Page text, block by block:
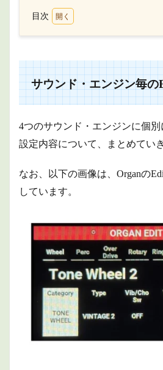
目次
ド・
エン
ジン
毎の
1.1
1.1.1
1.1.3
Overdrive
1.1.4
VK
Overdrive
1.1.5
Guitar
Amp
Simulator
サウンド・エンジン毎の
4つのサウンド・エンジンに個
設定内容について、まとめてい
なお、以下の画像は、Organの
しています。